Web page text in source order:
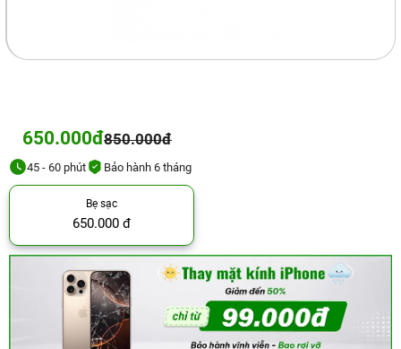
650.000đ850.000đ
45 - 60 phút Bảo hành 6 tháng
Bẹ sạc
650.000 đ